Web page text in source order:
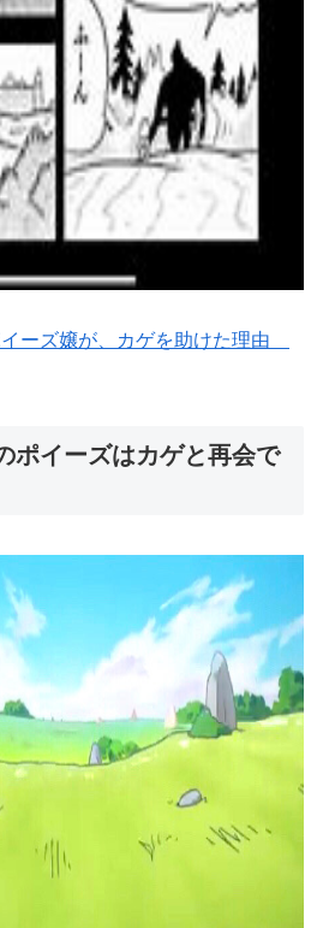
ーズ嬢が、カゲを助けた理由
ポイーズはカゲと再会で